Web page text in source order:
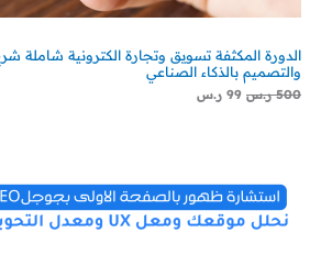
الدورة المكثفة تسويق وتجارة الكترونية شاملة
والتصميم بالذكاء الصناعي
500 ر.س 99 ر.س
500 ر.س.
300 ر.س.